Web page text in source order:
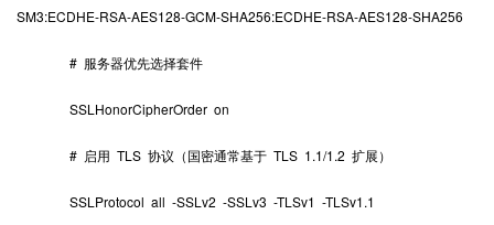
SM3:ECDHE-RSA-AES128-GCM-SHA256:ECDHE-RSA-AES128-SHA256
# 服务器优先选择套件
SSLHonorCipherOrder on
# 启用 TLS 协议（国密通常基于 TLS 1.1/1.2 扩展）
SSLProtocol all -SSLv2 -SSLv3 -TLSv1 -TLSv1.1